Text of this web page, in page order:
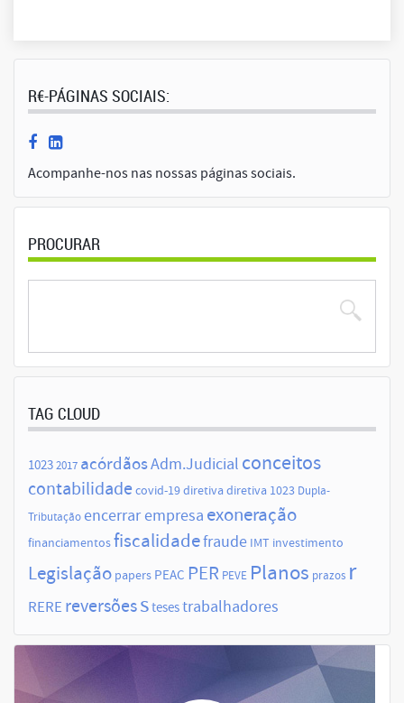
R€-PÁGINAS SOCIAIS:
Acompanhe-nos nas nossas páginas sociais.
PROCURAR
TAG CLOUD
10232017 acórdãosAdm.Judicial conceitos
contabilidade covid-19diretiva diretiva 1023 Dupla-
Tributaçãoencerrar empresa exoneração
financiamentosfiscalidadefraude IMT investimento
Legislação papers PEAC PER PEVE Planos prazos r
RERE reversõesstesestrabalhadores